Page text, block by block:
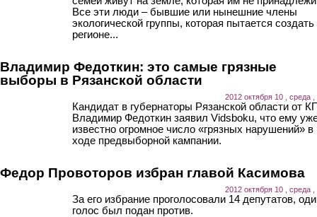
Все эти люди – бывшие или нынешние члены
экологической группы, которая пытается создать
регионе...
Владимир Федоткин: это самые грязные
выборы в Рязанской области
2012 октября 10 , среда ,
Кандидат в губернаторы Рязанской области от
Владимир Федоткин заявил Vidsboku, что ему
известно огромное число «грязных нарушений» в
ходе предвыборной кампании.
Федор Провоторов избран главой Касимова
2012 октября 10 , среда ,
За его избрание проголосовали 14 депутатов,
голос был подан против.